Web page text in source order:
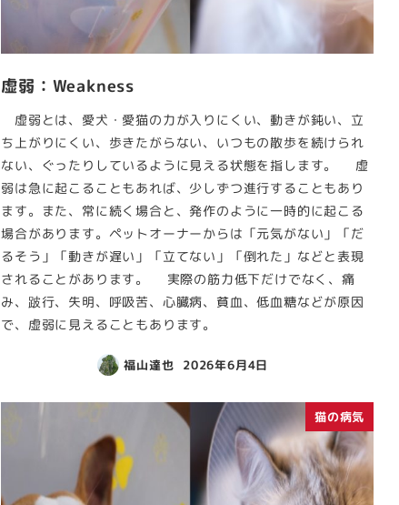
虚弱：Weakness
虚弱とは、愛犬・愛猫の力が入りにくい、動きが鈍い、立
ち上がりにくい、歩きたがらない、いつもの散歩を続けられ
ない、ぐったりしているように見える状態を指します。 虚
弱は急に起こることもあれば、少しずつ進行することもあり
ます。また、常に続く場合と、発作のように一時的に起こる
場合があります。ペットオーナーからは「元気がない」「だ
るそう」「動きが遅い」「立てない」「倒れた」などと表現
されることがあります。 実際の筋力低下だけでなく、痛
み、跛行、失明、呼吸苦、心臓病、貧血、低血糖などが原因
で、虚弱に見えることもあります。
福山達也 2026年6月4日
猫の病気